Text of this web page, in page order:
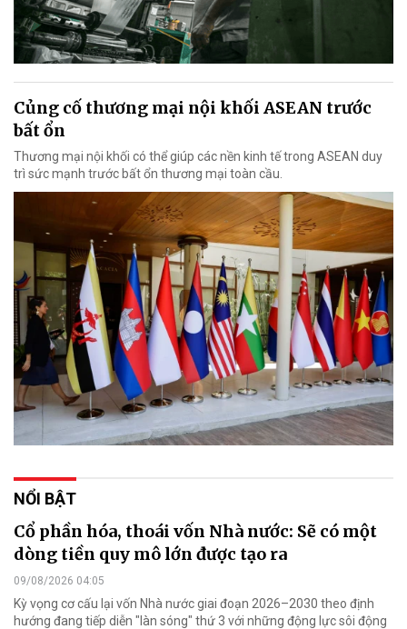
Củng cố thương mại nội khối ASEAN trước
bất ổn
Thương mại nội khối có thể giúp các nền kinh tế trong ASEAN duy
trì sức mạnh trước bất ổn thương mại toàn cầu.
NỔI BẬT
Cổ phần hóa, thoái vốn Nhà nước: Sẽ có một
dòng tiền quy mô lớn được tạo ra
09/08/2026 04:05
Kỳ vọng cơ cấu lại vốn Nhà nước giai đoạn 2026–2030 theo định
hướng đang tiếp diễn "làn sóng" thứ 3 với những động lực sôi động